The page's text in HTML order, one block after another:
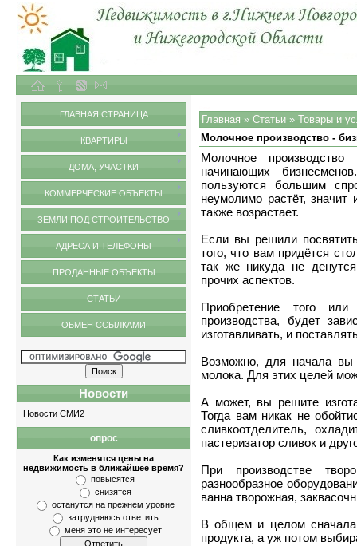
ГЛАВНАЯ СТРАНИЦА
КВАРТИРЫ
ДОМА, УЧАСТКИ
КОММЕРЧЕСКИЕ ОБЪЕКТЫ
ЗЕМЛИ ПОД СТРОИТЕЛЬСТВО
АДРЕСА И ТЕЛЕФОНЫ
ПРОДАННЫЕ ОБЪЕКТЫ
СТАТЬИ
ОБМЕН ССЫЛКАМИ
Новости
Новости СМИ2
опрос
Как изменятся цены на
недвижимость в ближайшее время?
повысятся
снизятся
останутся на прежнем уровне
затрудняюсь ответить
меня это не интересует
Главная » Статьи » Товары и
Молочное производство -
Молочное
начинающих
пользуются большим
неумолимо растёт, значит
также возрастает.
Если вы решили
того, что вам придётся
так же никуда не
прочих аспектов.
Приобретение того
производства, будет
изготавливать, и
Возможно, для начала вы
молока. Для этих целей
А может, вы решите
Тогда вам никак не
сливкоотделитель,
пастеризатор сливок и
При производстве
разнообразное
ванна творожная,
В общем и целом сначала
продукта, а уж потом
Квартиры-однокомнатные,